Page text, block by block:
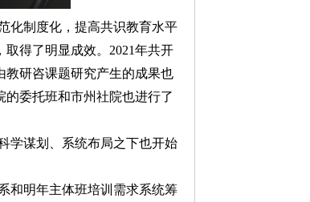
化制度化，提高共识教育水平
得了明显成效。2021年共开
教研咨课题研究产生的成果也
委托班和市州社院也进行了
学谋划、系统布局之下也开始
和明年主体班培训需求系统筹